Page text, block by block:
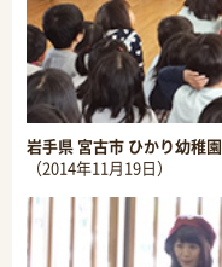
岩手県 宮古市 ひかり幼稚園
（2014年11月19日）